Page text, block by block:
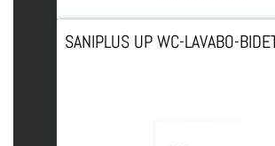
SANIPLUS UP WC-LAVABO-